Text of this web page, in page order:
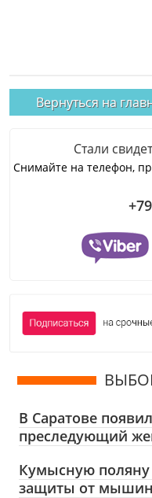
Вернуться на
Стали
Снимайте на телефон,
В Саратове
преследующий
Кумысную поляну
защиты от